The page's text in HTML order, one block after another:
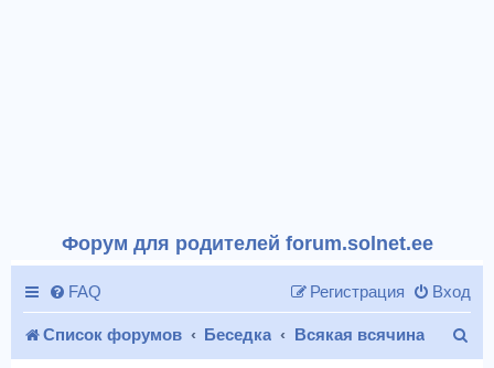
Форум для родителей forum.solnet.ee
FAQ Вход
Регистрация
Список форумов Беседка Всякая всячина